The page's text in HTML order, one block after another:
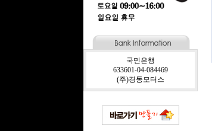
국민은행
633601-04-084469
(주)경동모터스